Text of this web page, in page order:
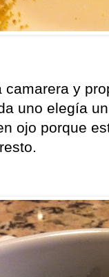
camarera y
uno elegía
ojo porque